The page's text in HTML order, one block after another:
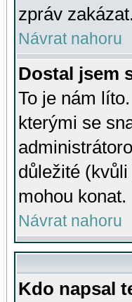
zpráv zakázat.
Návrat nahoru
Dostal jsem
To je nám
kterými se
důležité
mohou konat.
Návrat nahoru
Kdo napsal